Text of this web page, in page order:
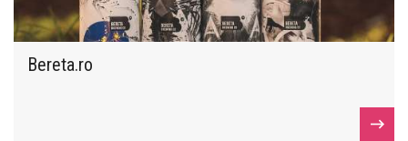
Bereta.ro